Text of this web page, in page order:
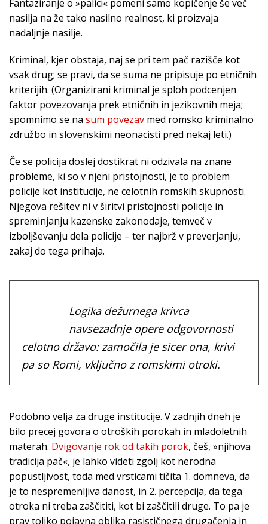
Fantaziranje o »palici« pomeni samo kopičenje še več
nasilja na že tako nasilno realnost, ki proizvaja
nadaljnje nasilje.
Kriminal, kjer obstaja, naj se pri tem pač razišče kot
vsak drug; se pravi, da se suma ne pripisuje po etničnih
kriterijih. (Organizirani kriminal je sploh podcenjen
faktor povezovanja prek etničnih in jezikovnih meja;
spomnimo se na sum povezav med romsko kriminalno
združbo in slovenskimi neonacisti pred nekaj leti.)
Če se policija doslej dostikrat ni odzivala na znane
probleme, ki so v njeni pristojnosti, je to problem
policije kot institucije, ne celotnih romskih skupnosti.
Njegova rešitev ni v širitvi pristojnosti policije in
spreminjanju kazenske zakonodaje, temveč v
izboljševanju dela policije – ter najbrž v preverjanju,
zakaj do tega prihaja.
Logika dežurnega krivca
navsezadnje opere odgovornosti
celotno državo: zamočila je sicer ona, krivi
pa so Romi, vključno z romskimi otroki.
Podobno velja za druge institucije. V zadnjih dneh je
bilo precej govora o otroških porokah in mladoletnih
materah. Dvigovanje rok od takih porok, češ, »njihova
tradicija pač«, je lahko videti zgolj kot nerodna
popustljivost, toda med vrsticami tičita 1. domneva, da
je to nespremenljiva danost, in 2. percepcija, da tega
otroka ni treba zaščititi, kot bi zaščitili druge. To pa je
prav toliko pojavna oblika rasističnega drugačenja in